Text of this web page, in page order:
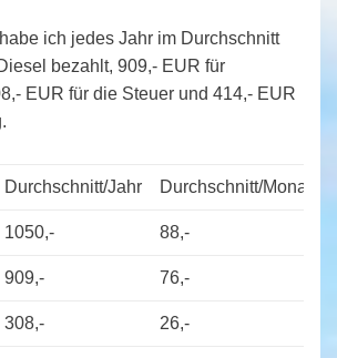
ich jedes Jahr im Durchschnitt
bezahlt, 909,- EUR für
EUR für die Steuer und 414,- EUR
Durchschnitt/Jahr Durchschnitt/Monat
1050,- 88,-
909,- 76,-
308,- 26,-